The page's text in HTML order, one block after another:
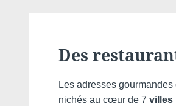
Des
Les adresses
nichés au cœur de 7 villes